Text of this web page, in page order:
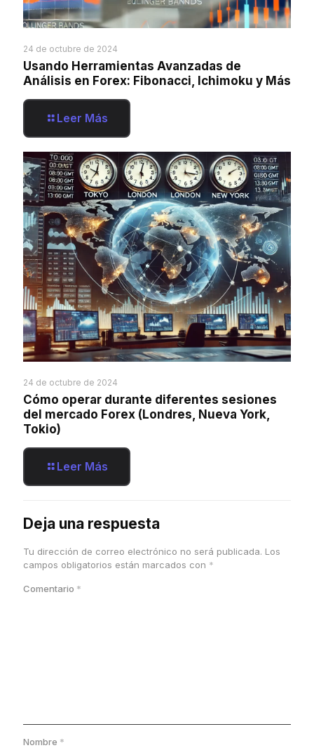
24 de octubre de 2024
Usando Herramientas Avanzadas de
Análisis en Forex: Fibonacci, Ichimoku y Más
Leer Más
24 de octubre de 2024
Cómo operar durante diferentes sesiones
del mercado Forex (Londres, Nueva York,
Tokio)
Leer Más
Deja una respuesta
Tu dirección de correo electrónico no será publicada. Los
campos obligatorios están marcados con *
Comentario *
Nombre *